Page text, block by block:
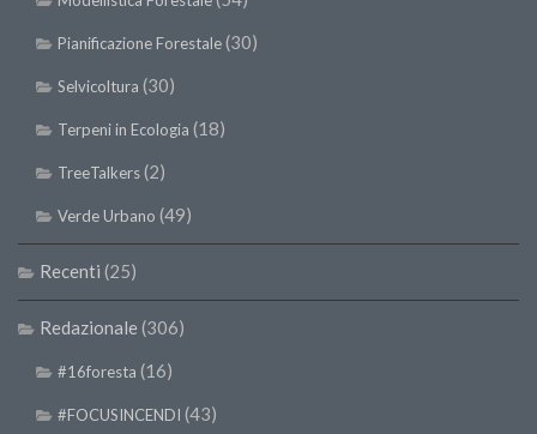
Premi SISEF
XV Congresso (Sassari 2026)
XIV Congresso (Padova 2024)
XIII Congresso (Orvieto 2022)
XII Congresso (Palermo 2019)
XI Congresso (Roma 2017)
X Congresso (Firenze 2015)
IX Congresso (Bolzano 2013)
VIII Congresso (Rende 2011)
VII Congresso (Isernia 2009)
VI Congresso (Arezzo 2007)
Pianificazione Forestale(30)
Selvicoltura (30)
Terpeni in Ecologia (18)
TreeTalkers(2)
Verde Urbano (49)
Recenti (25)
Redazionale (306)
#16foresta (16)
#FOCUSINCENDI (43)